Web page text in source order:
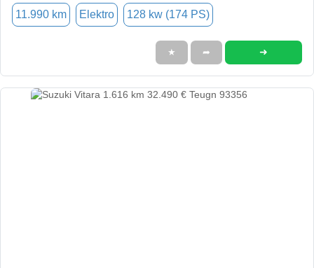
11.990 km Elektro 128 kw (174 PS)
★ ➦ ➜